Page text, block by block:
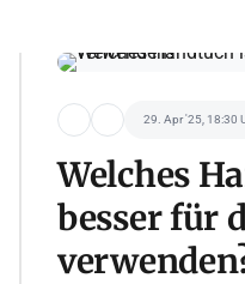
29. Apr '25, 18:30
Welches
besser für